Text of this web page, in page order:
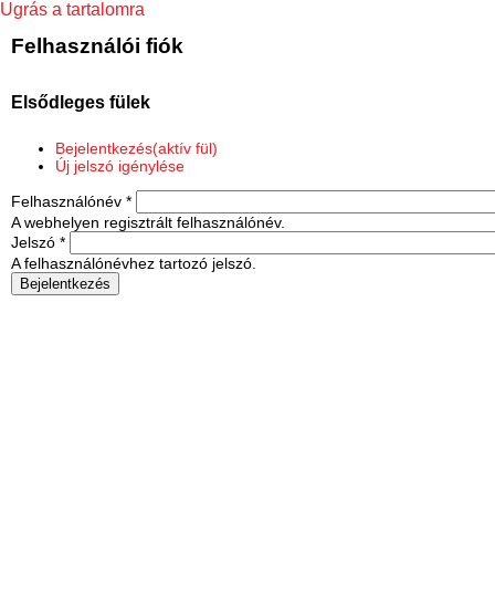
Ugrás a tartalomra
Felhasználói fiók
Elsődleges fülek
Bejelentkezés(aktív fül)
Új jelszó igénylése
Felhasználónév *
A webhelyen regisztrált felhasználónév.
Jelszó *
A felhasználónévhez tartozó jelszó.